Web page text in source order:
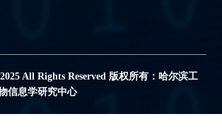
All Rights Reserved 版权所有：哈尔滨工
信息学研究中心